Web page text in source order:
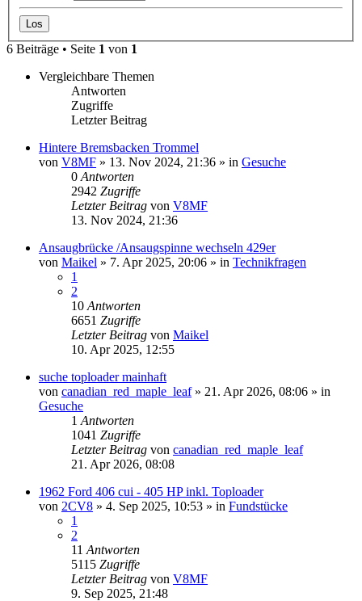
6 Beiträge • Seite 1 von 1
Vergleichbare Themen
Antworten
Zugriffe
Letzter Beitrag
Hintere Bremsbacken Trommel
von V8MF » 13. Nov 2024, 21:36 » in Gesuche
0 Antworten
2942 Zugriffe
Letzter Beitrag von V8MF
13. Nov 2024, 21:36
Ansaugbrücke /Ansaugspinne wechseln 429er
von Maikel » 7. Apr 2025, 20:06 » in Technikfragen
1
2
10 Antworten
6651 Zugriffe
Letzter Beitrag von Maikel
10. Apr 2025, 12:55
suche toploader mainhaft
von canadian_red_maple_leaf» 21. Apr 2026, 08:06 » in
Gesuche
1 Antworten
1041 Zugriffe
Letzter Beitrag von canadian_red_maple_leaf
21. Apr 2026, 08:08
1962 Ford 406 cui - 405 HP inkl. Toploader
von 2CV8 » 4. Sep 2025, 10:53 » in Fundstücke
1
2
11 Antworten
5115 Zugriffe
Letzter Beitrag von V8MF
9. Sep 2025, 21:48